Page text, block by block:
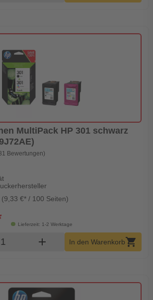
MultiPack HP 301 schwarz
Bewertungen)
€* / 100 Seiten)
Lieferzeit: 1-2 Werktage
Warenkorb Menge
add In den Warenkorbshopping_cart